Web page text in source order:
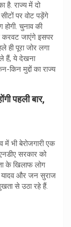
है. राज्य में दो
पर वोट पड़ेंगे
चुनाव की
करवट जाएंगे इसपर
पूरा जोर लगा
हैं, ये देखना
मुद्दों का राज्य
पहली बार,
में भी बेरोजगारी एक
सरकार को
के खिलाफ लोग
यादव और जन सुराज
से उठा रहे हैं.